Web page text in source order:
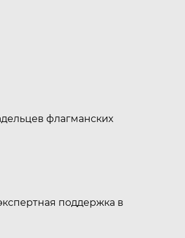
флагманских
поддержка в